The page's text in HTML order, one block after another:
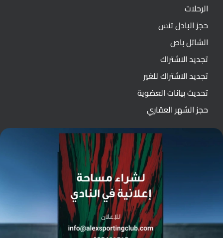
الرحلات
حجز البادل تنس
الشاتل باص
تجديد الاشتراك
تجديد الاشتراك للغير
تحديث بيانات العضوية
حجز الشهر العقاري